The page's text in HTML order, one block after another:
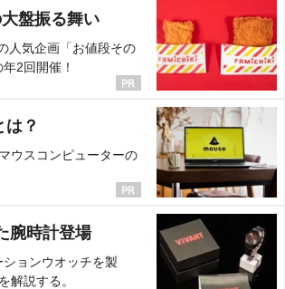
盤振る舞い
人気企画「お値段その
2回開催！
？
ウスコンピューターの
腕時計登場
ョンウオッチを製
解説する。